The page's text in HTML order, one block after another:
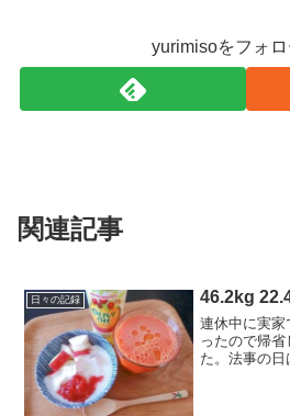
yurimisoをフォ
関連記事
日々の記録 46.2kg
連休中に実家
ったので帰
た。法事の日